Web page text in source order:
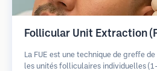
Follicular Unit Extraction
La FUE est une technique de greffe
les unités folliculaires individuelles